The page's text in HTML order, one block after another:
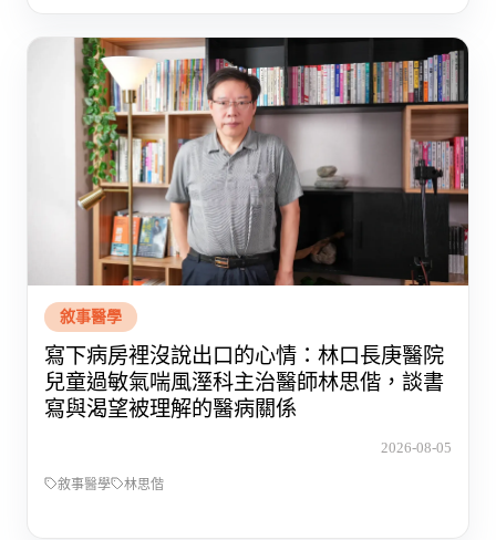
敘事醫學
寫下病房裡沒說出口的心情：林口長庚醫院
兒童過敏氣喘風溼科主治醫師林思偕，談書
寫與渴望被理解的醫病關係
2026-08-05
敘事醫學 林思偕